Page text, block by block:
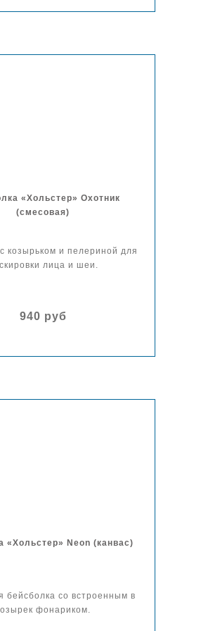
«Хольстер» Охотник
(смесовая)
козырьком и пелериной для
лица и шеи.
940 руб
«Хольстер» Neon (канвас)
бейсболка со встроенным в
фонариком.